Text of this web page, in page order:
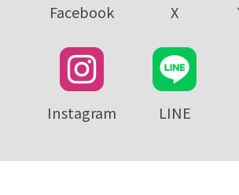
Facebook X
Instagram LINE